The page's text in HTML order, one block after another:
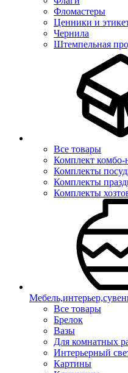
Фломастеры
Ценники и
Чернила
Штемпельная
Все товары
Комплект комбо-
Комплекты
Комплекты
Комплекты
Все товары
Брелок
Вазы
Для комнатных
Интерьерный
Картины